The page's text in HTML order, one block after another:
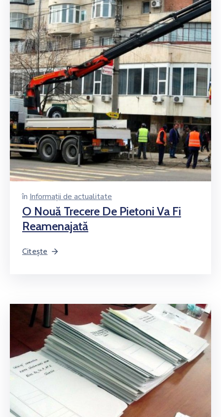
în Informații de actualitate
O Nouă Trecere De Pietoni Va Fi
Reamenajată
Citește